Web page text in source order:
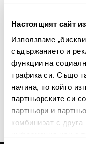
Настоящият сайт
Използваме
съдържанието и
функции на
трафика си. Също
начина, по който
партньорските си
партньори и
комбинират с
Абонирайте
нашите
This site is protected by
apply.